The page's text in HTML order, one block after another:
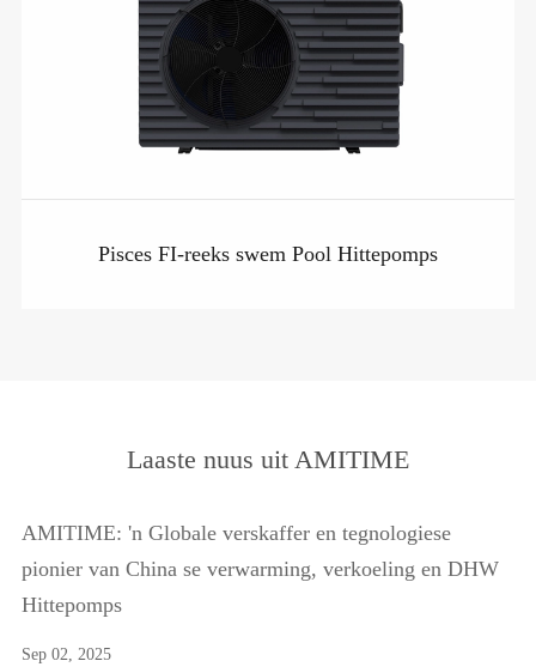
Pisces FI-reeks swem Pool Hittepomps
Laaste nuus uit AMITIME
AMITIME: 'n Globale verskaffer en tegnologiese
pionier van China se verwarming, verkoeling en DHW
Hittepomps
Sep 02, 2025